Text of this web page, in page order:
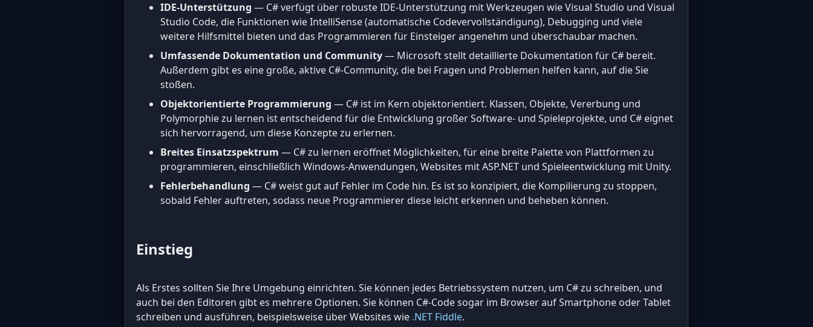
IDE-Unterstützung — C# verfügt über robuste IDE-Unterstützung mit Werkzeugen wie Visual Studio und Visual
Studio Code, die Funktionen wie IntelliSense (automatische Codevervollständigung), Debugging und viele
weitere Hilfsmittel bieten und das Programmieren für Einsteiger angenehm und überschaubar machen.
Umfassende Dokumentation und Community— Microsoft stellt detaillierte Dokumentation für C# bereit.
Außerdem gibt es eine große, aktive C#-Community, die bei Fragen und Problemen helfen kann, auf die Sie
stoßen.
Objektorientierte Programmierung — C# ist im Kern objektorientiert. Klassen, Objekte, Vererbung und
Polymorphie zu lernen ist entscheidend für die Entwicklung großer Software- und Spieleprojekte, und C# eignet
sich hervorragend, um diese Konzepte zu erlernen.
Breites Einsatzspektrum — C# zu lernen eröffnet Möglichkeiten, für eine breite Palette von Plattformen zu
programmieren, einschließlich Windows-Anwendungen, Websites mit ASP.NET und Spieleentwicklung mit Unity.
Fehlerbehandlung — C# weist gut auf Fehler im Code hin. Es ist so konzipiert, die Kompilierung zu stoppen,
sobald Fehler auftreten, sodass neue Programmierer diese leicht erkennen und beheben können.
Einstieg
Als Erstes sollten Sie Ihre Umgebung einrichten. Sie können jedes Betriebssystem nutzen, um C# zu schreiben, und
auch bei den Editoren gibt es mehrere Optionen. Sie können C#-Code sogar im Browser auf Smartphone oder Tablet
schreiben und ausführen, beispielsweise über Websites wie .NET Fiddle.